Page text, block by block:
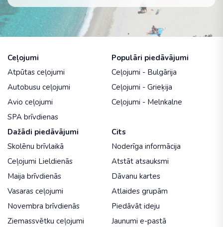
Ceļojumi
Atpūtas ceļojumi
Autobusu ceļojumi
Avio ceļojumi
SPA brīvdienas
Populāri piedāvājumi
Ceļojumi - Bulgārija
Ceļojumi - Grieķija
Ceļojumi - Melnkalne
Dažādi piedāvājumi
Skolēnu brīvlaikā
Ceļojumi Lieldienās
Maija brīvdienās
Vasaras ceļojumi
Novembra brīvdienās
Ziemassvētku ceļojumi
Cits
Noderīga informācija
Atstāt atsauksmi
Dāvanu kartes
Atlaides grupām
Piedāvāt ideju
Jaunumi e-pastā